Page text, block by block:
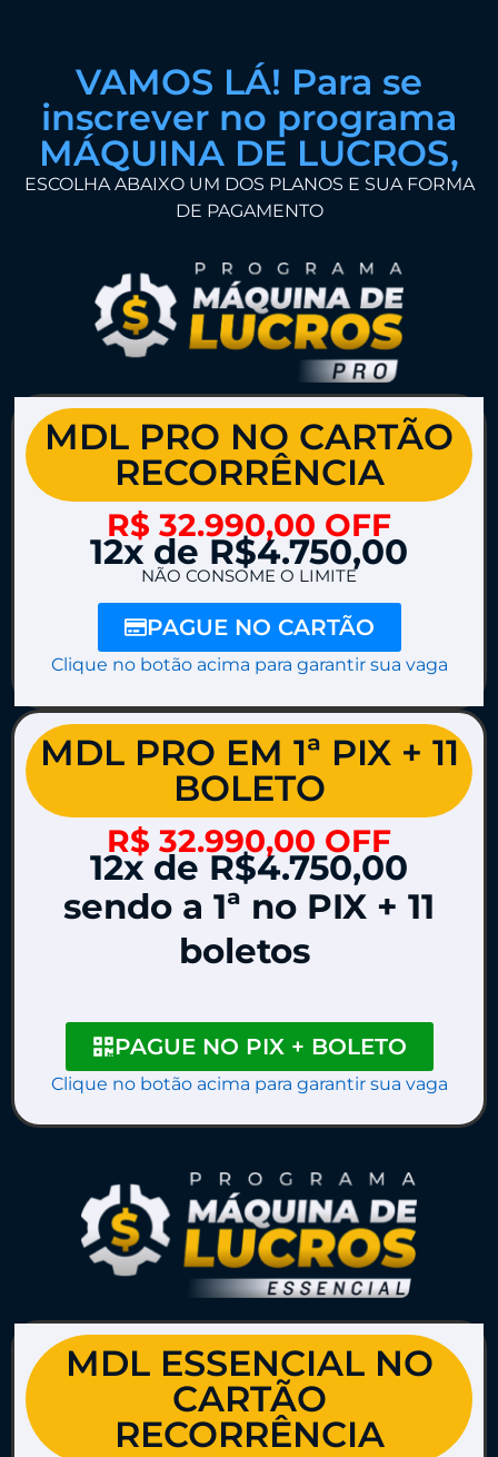
VAMOS LÁ! Para se
inscrever no programa
MÁQUINA DE LUCROS,
ESCOLHA ABAIXO UM DOS PLANOS E SUA FORMA
DE PAGAMENTO
MDL PRO NO CARTÃO
RECORRÊNCIA
R$ 32.990,00 OFF
12x de R$4.750,00
NÃO CONSOME O LIMITE
PAGUE NO CARTÃO
Clique no botão acima para garantir sua vaga
MDL PRO EM 1ª PIX + 11
BOLETO
R$ 32.990,00 OFF
12x de R$4.750,00
sendo a 1ª no PIX + 11
boletos
PAGUE NO PIX + BOLETO
Clique no botão acima para garantir sua vaga
MDL ESSENCIAL NO
CARTÃO
RECORRÊNCIA